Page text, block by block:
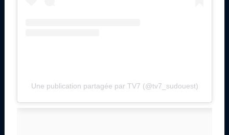
Une publication partagée par TV7 (@tv7_sudouest)